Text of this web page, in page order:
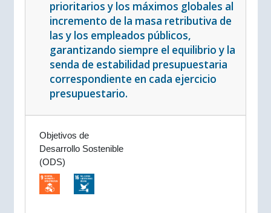
prioritarios y los máximos globales al
incremento de la masa retributiva de
las y los empleados públicos,
garantizando siempre el equilibrio y la
senda de estabilidad presupuestaria
correspondiente en cada ejercicio
presupuestario.
Objetivos de
Desarrollo Sostenible
(ODS)